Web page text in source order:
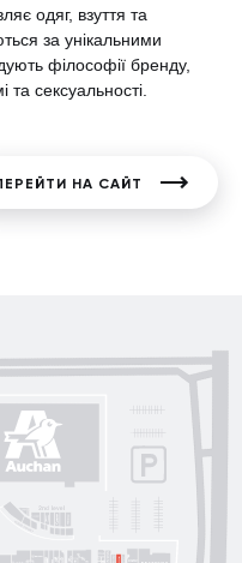
одяг, взуття та
за унікальними
філософії бренду,
та сексуальності.
НА САЙТ
MD Fashion